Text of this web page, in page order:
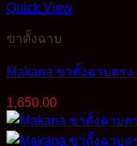
Quick View
ขาตั้งฉาบ
Makana ขาตั้งฉาบตร
1,650.00